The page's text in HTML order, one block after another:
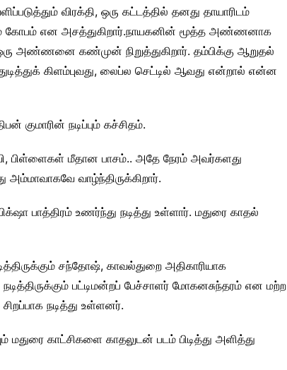
விரக்தி, ஒரு கட்டத்தில் தனது தாயாரிடம்
கோபம் என அசத்துகிறார்.நாயகனின் மூத்த அண்ணனாக
ஒரு அண்ணனை கண்முன் நிறுத்துகிறார். தம்பிக்கு ஆறுதல்
கிளம்புவது, லைப்ல செட்டில் ஆவது என்றால் என்ன
நடிப்பும் கச்சிதம்.
பிள்ளைகள் மீதான பாசம்.. அதே நேரம் அவர்களது
அம்மாவாகவே வாழ்ந்திருக்கிறார்.
பாத்திரம் உணர்ந்து நடித்து உள்ளார். மதுரை காதல்
சந்தோஷ், காவல்துறை அதிகாரியாக
பட்டிமன்றப் பேச்சாளர் மோகனசுந்தரம் என மற்ற
நடித்து உள்ளனர்.
மதுரை காட்சிகளை காதலுடன் படம் பிடித்து அளித்து